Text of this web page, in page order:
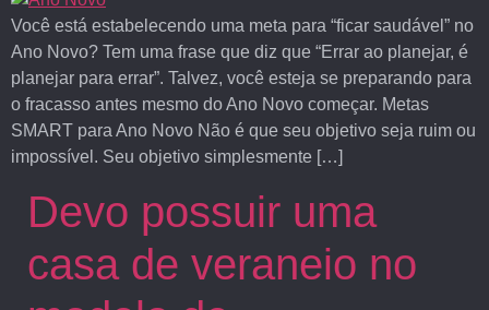
Você está estabelecendo uma meta para “ficar saudável” no
Ano Novo? Tem uma frase que diz que “Errar ao planejar, é
planejar para errar”. Talvez, você esteja se preparando para
o fracasso antes mesmo do Ano Novo começar. Metas
SMART para Ano Novo Não é que seu objetivo seja ruim ou
impossível. Seu objetivo simplesmente […]
Devo possuir uma
casa de veraneio no